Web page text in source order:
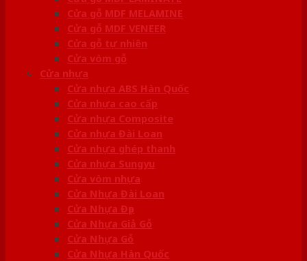
Cửa gỗ MDF MELAMINE
Cửa gỗ MDF VENEER
Cửa gỗ tự nhiên
Cửa vòm gỗ
Cửa nhựa
Cửa nhựa ABS Hàn Quốc
Cửa nhựa cao cấp
Cửa nhựa Composite
Cửa nhựa Đài Loan
Cửa nhựa ghép thanh
Cửa nhựa Sungyu
Cửa vòm nhựa
Cửa Nhựa Đài Loan
Cửa Nhựa Đẹp
Cửa Nhựa Giả Gỗ
Cửa Nhựa Gỗ
Cửa Nhựa Hàn Quốc